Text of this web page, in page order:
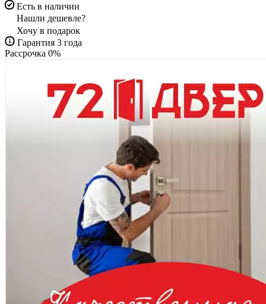
Есть в наличии
Нашли дешевле?
Хочу в подарок
Гарантия 3 года
Рассрочка 0%